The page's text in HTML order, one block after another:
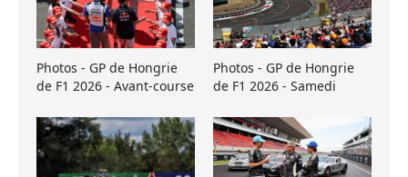
Photos - GP de Hongrie
de F1 2026 - Avant-course
Photos - GP de Hongrie
de F1 2026 - Samedi